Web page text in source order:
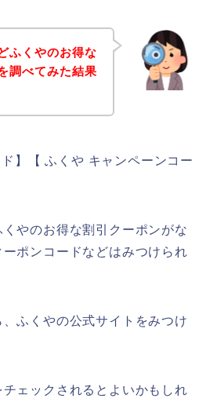
ふくやのお得な
調べてみた結果
】【 ふくや キャンペーンコー
やのお得な割引クーポンがな
ポンコードなどはみつけられ
ふくやの公式サイトをみつけ
ェックされるとよいかもしれ